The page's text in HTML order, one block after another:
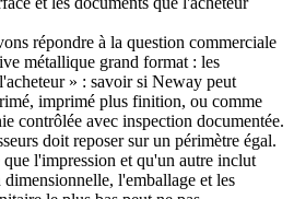
répondre à la question commerciale
métallique grand format : les
» : savoir si Neway peut
imprimé plus finition, ou comme
contrôlée avec inspection documentée.
doit reposer sur un périmètre égal.
l'impression et qu'un autre inclut
l'emballage et les